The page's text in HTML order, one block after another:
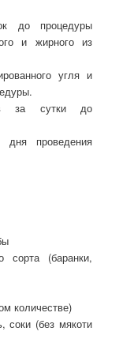
до процедуры
и жирного из
угля и
за сутки до
дня проведения
(баранки,
количестве)
соки (без мякоти